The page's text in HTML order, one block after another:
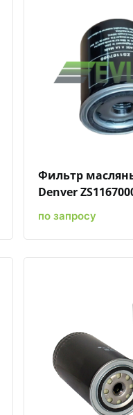
Быстрый
Фильтр
Denver
по запросу
Быстрый